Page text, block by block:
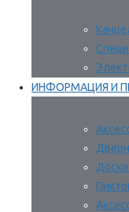
ИНФОРМАЦИЯ И